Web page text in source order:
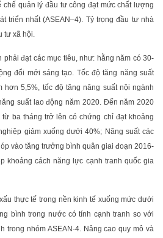
chế quản lý đầu tư công đạt mức chất lượng
triển nhất (ASEAN–4). Tỷ trọng đầu tư nhà
tư xã hội.
đạt các mục tiêu, như: hằng năm có 30-
đổi mới sáng tạo. Tốc độ tăng năng suất
hơn 5,5%, tốc độ tăng năng suất nội ngành
suất lao động năm 2020. Đến năm 2020
ba tháng trở lên có chứng chỉ đạt khoảng
giảm xuống dưới 40%; Năng suất các
vào tăng trưởng bình quân giai đoạn 2016-
khoảng cách năng lực cạnh tranh quốc gia
thực tế trong nền kinh tế xuống mức dưới
bình trong nước có tính cạnh tranh so với
trong nhóm ASEAN-4. Nâng cao quy mô và